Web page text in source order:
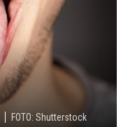
FOTO: Shutterstock